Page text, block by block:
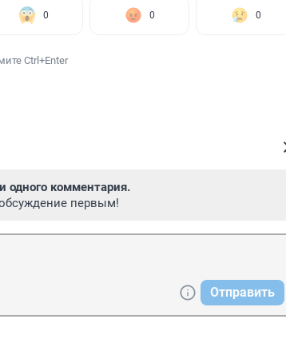
0 0 0
Ctrl+Enter
одного комментария.
первым!
Отправить